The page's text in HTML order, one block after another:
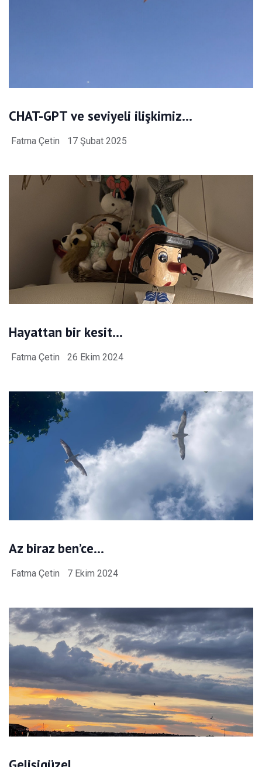
CHAT-GPT ve seviyeli ilişkimiz…
Fatma Çetin 17 Şubat 2025
Hayattan bir kesit…
Fatma Çetin 26 Ekim 2024
Az biraz ben’ce…
Fatma Çetin 7 Ekim 2024